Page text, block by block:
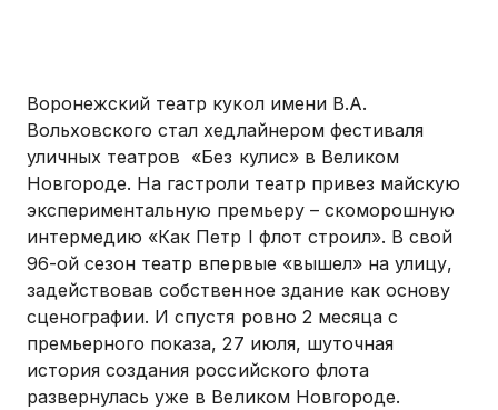
Воронежский театр кукол имени В.А.
Вольховского стал хедлайнером фестиваля
уличных театров «Без кулис» в Великом
Новгороде. На гастроли театр привез майскую
экспериментальную премьеру – скоморошную
интермедию «Как Петр I флот строил». В свой
96-ой сезон театр впервые «вышел» на улицу,
задействовав собственное здание как основу
сценографии. И спустя ровно 2 месяца с
премьерного показа, 27 июля, шуточная
история создания российского флота
развернулась уже в Великом Новгороде.